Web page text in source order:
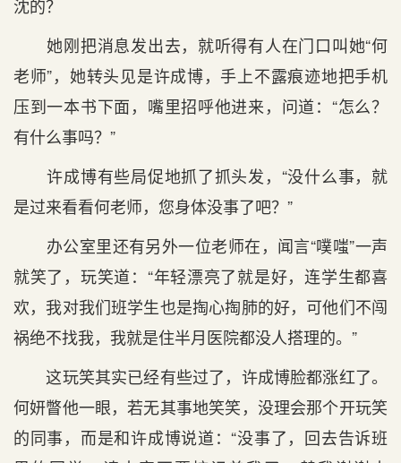
沈的？
她刚把消息发出去，就听得有人在门口叫她“何
老师”，她转头见是许成博，手上不露痕迹地把手机
压到一本书下面，嘴里招呼他进来，问道：“怎么？
有什么事吗？”
许成博有些局促地抓了抓头发，“没什么事，就
是过来看看何老师，您身体没事了吧？”
办公室里还有另外一位老师在，闻言“噗嗤”一声
就笑了，玩笑道：“年轻漂亮了就是好，连学生都喜
欢，我对我们班学生也是掏心掏肺的好，可他们不闯
祸绝不找我，我就是住半月医院都没人搭理的。”
这玩笑其实已经有些过了，许成博脸都涨红了。
何妍瞥他一眼，若无其事地笑笑，没理会那个开玩笑
的同事，而是和许成博说道：“没事了，回去告诉班